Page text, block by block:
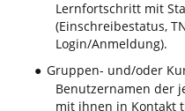
Lernfortschritt mit
(Einschreibestatus,
Login/Anmeldung).
● Gruppen- und/oder
Benutzernamen der
mit ihnen in Kontakt